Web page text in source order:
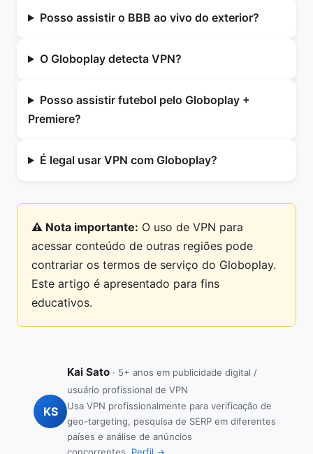
Posso assistir o BBB ao vivo do exterior?
O Globoplay detecta VPN?
Posso assistir futebol pelo Globoplay +
Premiere?
É legal usar VPN com Globoplay?
⚠️ Nota importante: O uso de VPN para
acessar conteúdo de outras regiões pode
contrariar os termos de serviço do Globoplay.
Este artigo é apresentado para fins
educativos.
KS
Kai Sato · 5+ anos em publicidade digital /
usuário profissional de VPN
Usa VPN profissionalmente para verificação de
geo-targeting, pesquisa de SERP em diferentes
países e análise de anúncios